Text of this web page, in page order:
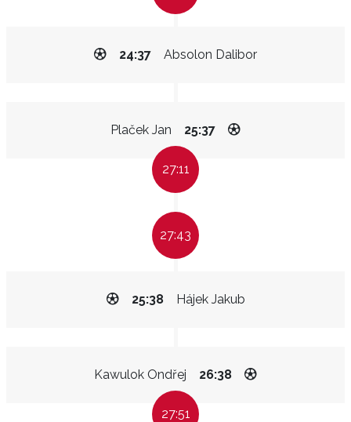
Absolon Dalibor
24:37
Plaček Jan 25:37
27:11
27:43
Hájek Jakub
25:38
Kawulok Ondřej 26:38
27:51